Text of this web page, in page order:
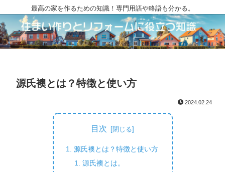
最高の家を作るための知識！専門用語や略語も分かる。
源氏襖とは？特徴と使い方
2024.02.24
目次
源氏襖とは？特徴と使い方
源氏襖とは。